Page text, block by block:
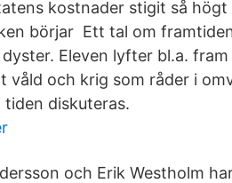
kostnader stigit så
börjar Ett tal om
Eleven lyfter bl.a.
våld och krig som råder i
diskuteras.
och Erik Westholm